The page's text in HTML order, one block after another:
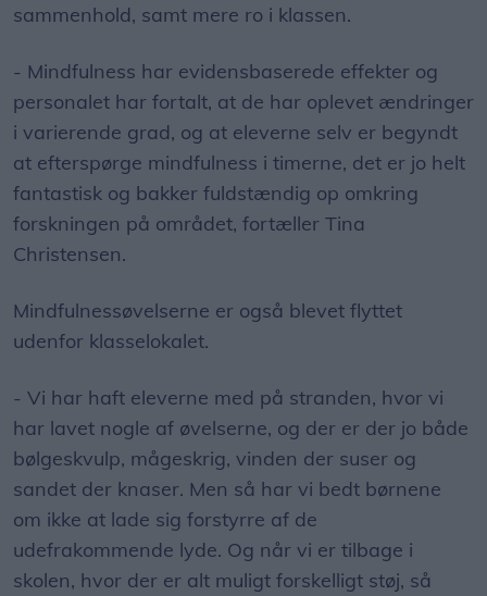
sammenhold, samt mere ro i klassen.
- Mindfulness har evidensbaserede effekter og
personalet har fortalt, at de har oplevet ændringer
i varierende grad, og at eleverne selv er begyndt
at efterspørge mindfulness i timerne, det er jo helt
fantastisk og bakker fuldstændig op omkring
forskningen på området, fortæller Tina
Christensen.
Mindfulnessøvelserne er også blevet flyttet
udenfor klasselokalet.
- Vi har haft eleverne med på stranden, hvor vi
har lavet nogle af øvelserne, og der er der jo både
bølgeskvulp, mågeskrig, vinden der suser og
sandet der knaser. Men så har vi bedt børnene
om ikke at lade sig forstyrre af de
udefrakommende lyde. Og når vi er tilbage i
skolen, hvor der er alt muligt forskelligt støj, så